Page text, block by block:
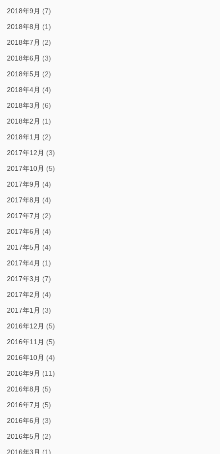
2018年9月 (7)
2018年8月 (1)
2018年7月 (2)
2018年6月 (3)
2018年5月 (2)
2018年4月 (4)
2018年3月 (6)
2018年2月 (1)
2018年1月 (2)
2017年12月 (3)
2017年10月 (5)
2017年9月 (4)
2017年8月 (4)
2017年7月 (2)
2017年6月 (4)
2017年5月 (4)
2017年4月 (1)
2017年3月 (7)
2017年2月 (4)
2017年1月 (3)
2016年12月 (5)
2016年11月 (5)
2016年10月 (4)
2016年9月 (11)
2016年8月 (5)
2016年7月 (5)
2016年6月 (3)
2016年5月 (2)
2016年3月 (1)